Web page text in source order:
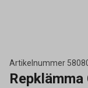
Artikelnummer